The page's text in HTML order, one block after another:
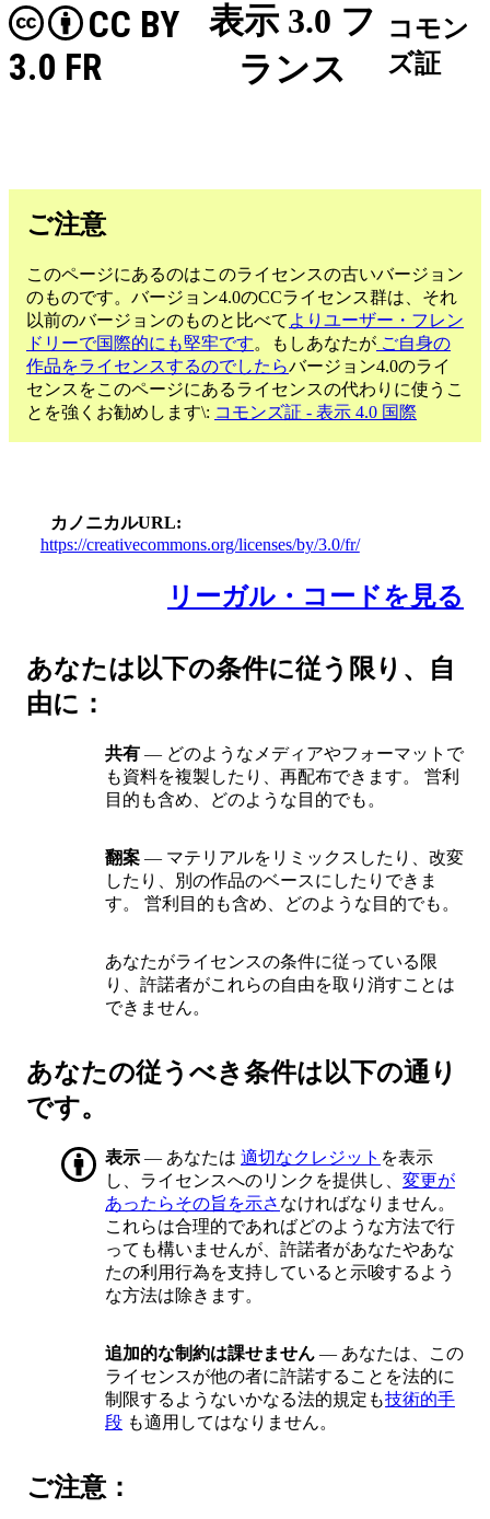
表示 3.0 フ
ランス
CC BY
3.0 FR
コモン
ズ証
ご注意
このページにあるのはこのライセンスの古いバージョン
のものです。バージョン4.0のCCライセンス群は、それ
以前のバージョンのものと比べて よりユーザー・フレン
ドリーで国際的にも堅牢です。もしあなたが ご自身の
作品をライセンスするのでしたらバージョン4.0のライ
センスをこのページにあるライセンスの代わりに使うこ
とを強くお勧めします\: コモンズ証 - 表示 4.0 国際
カノニカルURL
https://creativecommons.org/licenses/by/3.0/fr/
リーガル・コードを見る
あなたは以下の条件に従う限り、自
由に：
共有 — どのようなメディアやフォーマットで
も資料を複製したり、再配布できます。 営利
目的も含め、どのような目的でも。
翻案 — マテリアルをリミックスしたり、改変
したり、別の作品のベースにしたりできま
す。 営利目的も含め、どのような目的でも。
あなたがライセンスの条件に従っている限
り、許諾者がこれらの自由を取り消すことは
できません。
あなたの従うべき条件は以下の通り
です。
表示 — あなたは 適切なクレジット を表示
し、ライセンスへのリンクを提供し、 変更が
あったらその旨を示さ なければなりません。
これらは合理的であればどのような方法で行
っても構いませんが、許諾者があなたやあな
たの利用行為を支持していると示唆するよう
な方法は除きます。
追加的な制約は課せません — あなたは、この
ライセンスが他の者に許諾することを法的に
制限するようないかなる法的規定も技術的手
段 も適用してはなりません。
ご注意：